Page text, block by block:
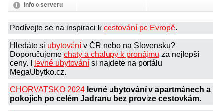
Info o serveru
Podívejte se na inspiraci k cestování po Evropě.
Hledáte si ubytování v ČR nebo na Slovensku?
Doporučujeme chaty a chalupy k pronájmu za nejlepší
ceny. I
levné ubytování si najdete na portálu
MegaUbytko.cz.
CHORVATSKO 2024 levné ubytování v apartmánech a
pokojích po celém Jadranu bez provize cestovkám.